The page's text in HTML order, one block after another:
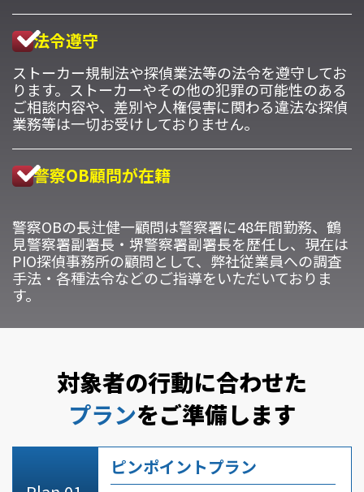
法令遵守
ストーカー規制法や探偵業法等の法令を遵守してお
ります。ストーカーやその他の犯罪の可能性のある
ご相談内容や、差別や人権侵害に関わる違法な探偵
業務等は一切お受けしておりません。
警察OB顧問が在籍
警察OBの長辻健一顧問は警察署に48年間勤務、鶴
見警察署副署長・堺警察署副署長を歴任し、現在は
PIO探偵事務所の顧問として、弊社従業員への調査
手法・各種法令などのご指導をいただいておりま
す。
対象者の行動に合わせた
プランをご準備します
ピンポイントプラン